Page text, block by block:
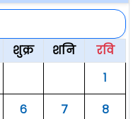
शुक्र शनि
रवि
१
६ ७
८